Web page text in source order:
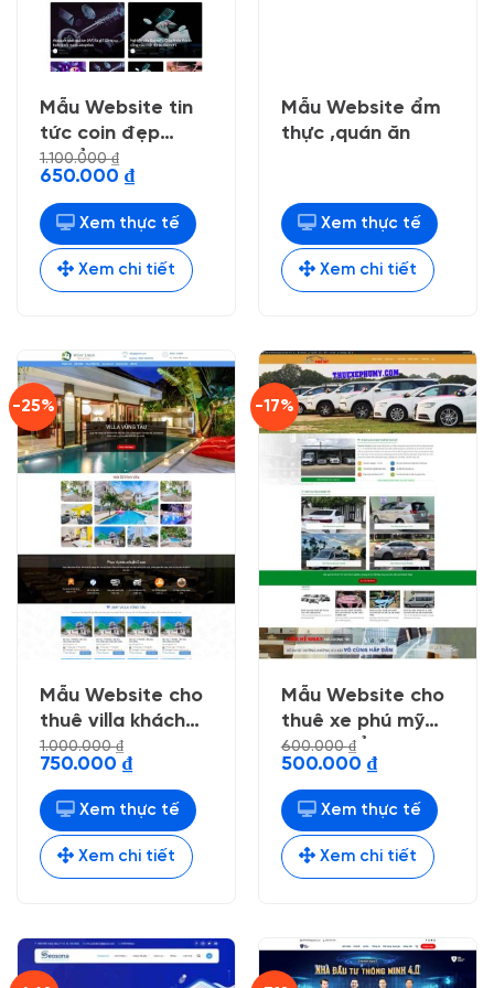
Mẫu Website tin
tức coin đẹp
chuẩn seo
1.100.000₫
Giá
là:
1.100.000 ₫.
650.000 ₫Giá
hiện
tại
là:
650.000 ₫.
Xem thực tế
Xem chi tiết
Mẫu Website ẩm
thực ,quán ăn
Xem thực tế
Xem chi tiết
-25%
Mẫu Website cho
thuê villa khách
sạn
1.000.000₫
Giá
là:
1.000.000 ₫.
750.000 ₫Giá
hiện
tại
là:
750.000 ₫.
Xem thực tế
Xem chi tiết
-17%
Mẫu Website cho
thuê xe phú mỹ
nhẹ chuẩn seo
600.000₫
Giá
là:
600.000 ₫.
500.000 ₫Giá
hiện
tại
là:
500.000 ₫.
Xem thực tế
Xem chi tiết